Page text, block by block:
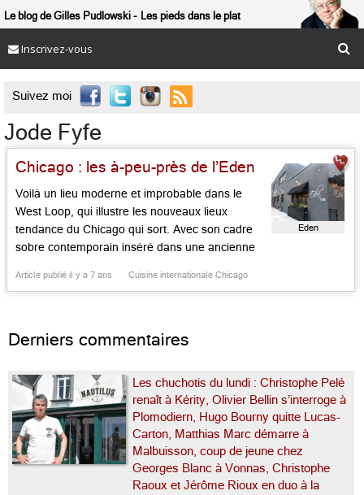
Le blog de Gilles Pudlowski Les pieds dans le plat
Inscrivez-vous
Suivez moi 
Jode Fyfe
Chicago : les à-peu-près de l’Eden
Voilà un lieu moderne et improbable dans le
West Loop, qui illustre les nouveaux lieux
tendance du Chicago qui sort. Avec son cadre
sobre contemporain inséré dans une ancienne
design, l’Eden séduit sans mal. Le lieu est
Article publié il y a 7 ans Cuisine internationale Chicago
Eden
Derniers commentaires
Les chuchotis du lundi : Christophe Pelé
renaît à Kérity, Olivier Bellin s’interroge à
Plomodiern, Hugo Bourny quitte Lucas-
Carton, Matthias Marc démarre à
Malbuisson, coup de jeune chez
Georges Blanc à Vonnas, Christophe
Raoux et Jérôme Rioux en duo à la